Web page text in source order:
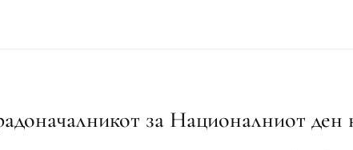
за Националниот ден